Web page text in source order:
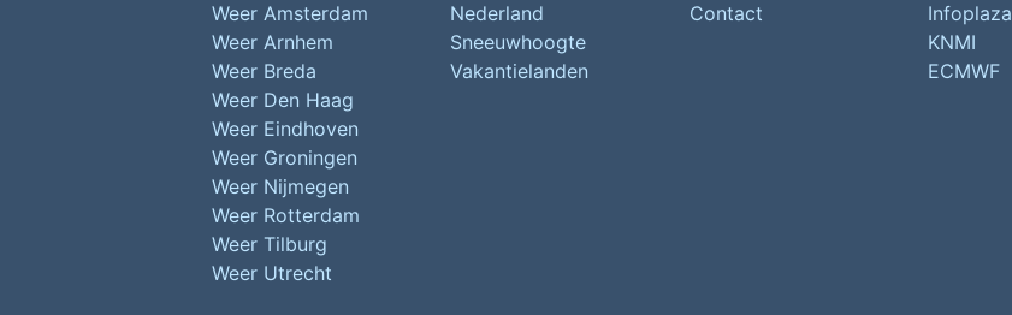
Weer Amsterdam
Weer Arnhem
Weer Breda
Weer Den Haag
Weer Eindhoven
Weer Groningen
Weer Nijmegen
Weer Rotterdam
Weer Tilburg
Weer Utrecht
Nederland
Sneeuwhoogte
Vakantielanden
Contact
Infoplaza
KNMI
ECMWF